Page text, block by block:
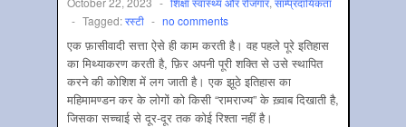
- Tagged:रस्टी - no comments
एक फ़ासीवादी सत्ता ऐसे ही काम करती है। वह पहले पूरे इतिहास
का मिथ्याकरण करती है, फ़िर अपनी पूरी शक्ति से उसे स्थापित
करने की कोशिश में लग जाती है। एक झूठे इतिहास का
महिमामण्डन कर के लोगों को किसी “रामराज्य” के ख़्वाब दिखाती है,
जिसका सच्चाई से दूर-दूर तक कोई रिश्ता नहीं है।